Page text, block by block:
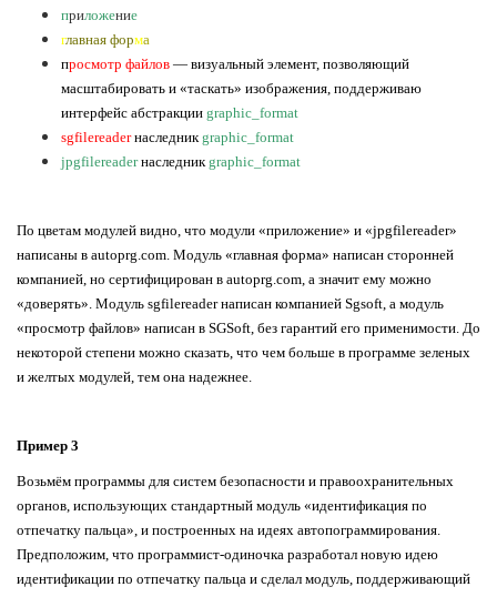
приложение
главная форма
просмотр файлов — визуальный элемент, позволяющий
масштабировать и «таскать» изображения, поддерживаю
интерфейс абстракции graphic_format
sgfilereaderнаследникgraphic_format
jpgfilereaderнаследникgraphic_format
По цветам модулей видно, что модули «приложение» и «jpgfilereader»
написаны в autoprg.com. Модуль «главная форма» написан сторонней
компанией, но сертифицирован в autoprg.com, а значит ему можно
«доверять». Модуль sgfilereader написан компанией Sgsoft, а модуль
«просмотр файлов» написан в SGSoft, без гарантий его применимости. До
некоторой степени можно сказать, что чем больше в программе зеленых
и желтых модулей, тем она надежнее.
Пример 3
Возьмём программы для систем безопасности и правоохранительных
органов, использующих стандартный модуль «идентификация по
отпечатку пальца», и построенных на идеях автопограммирования.
Предположим, что программист-одиночка разработал новую идею
идентификации по отпечатку пальца и сделал модуль, поддерживающий